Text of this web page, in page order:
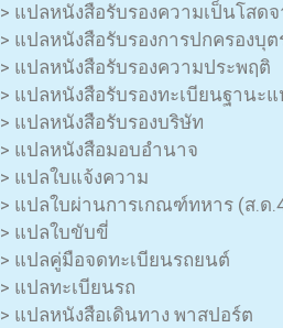
> แปลหนังสือรับรองความเป็นโสด
> แปลหนังสือรับรองการปกครองบุต
> แปลหนังสือรับรองความประพฤติ
> แปลหนังสือรับรองทะเบียนฐานะ
> แปลหนังสือรับรองบริษัท
> แปลหนังสือมอบอำนาจ
> แปลใบแจ้งความ
> แปลใบผ่านการเกณฑ์ทหาร (ส.ด
> แปลใบขับขี่
> แปลคู่มือจดทะเบียนรถยนต์
> แปลทะเบียนรถ
> แปลหนังสือเดินทาง พาสปอร์ต